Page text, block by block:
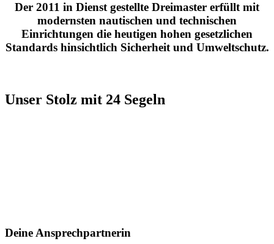
Der 2011 in Dienst gestellte Dreimaster erfüllt mit
modernsten nautischen und technischen
Einrichtungen die heutigen hohen gesetzlichen
Standards hinsichtlich Sicherheit und Umweltschutz.
Unser Stolz mit 24 Segeln
Deine Ansprechpartnerin